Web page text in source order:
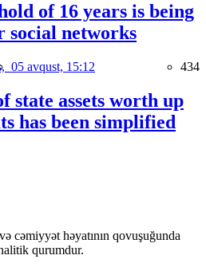
of 16 years is being
social networks
05 avqust, 15:12 434
state assets worth up
has been simplified
cəmiyyət həyatının qovuşuğunda
qurumdur.